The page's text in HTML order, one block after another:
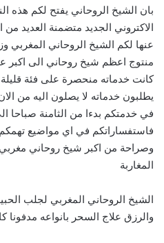
بان الشيخ الروحاني يفتح لكم هذه
الاكتروني الجديد متضمنة العديد
عنها لكم الشيخ الروحاني المغربي
منتوج اعظم شيخ روحاني الى اكبر
كانت خدماته منحصرة على فئة قليلة
يطلبون خدماته لا يصلون اليه من
في خدمتكم بدءا من الثامنة صباحا
فاستفساراتكم في اي مواضيع تهمكم
وصراحة من اكبر شيخ روحاني
المغاربة
الشيخ الروحاني المغربي لجلب
والرزق علاج السحر بانواعه مدفونا